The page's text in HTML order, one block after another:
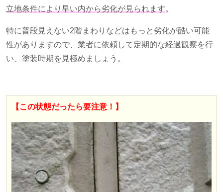
立地条件により早い内から劣化が見られます。
特に普段見えない2階まわりなどはもっと劣化が酷い可能
性がありますので、業者に依頼して定期的な経過観察を行
い、塗装時期を見極めましょう。
【この状態だったら要注意！】